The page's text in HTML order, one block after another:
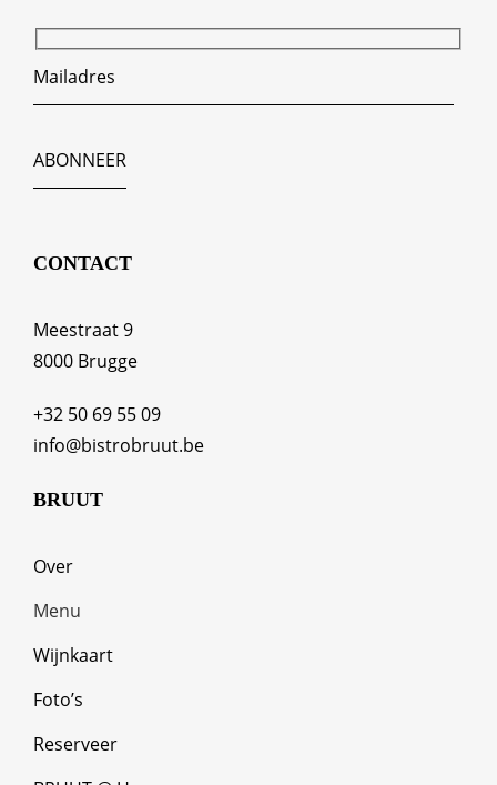
CONTACT
Meestraat 9
8000 Brugge
+32 50 69 55 09
info@bistrobruut.be
BRUUT
Over
Menu
Wijnkaart
Foto’s
Reserveer